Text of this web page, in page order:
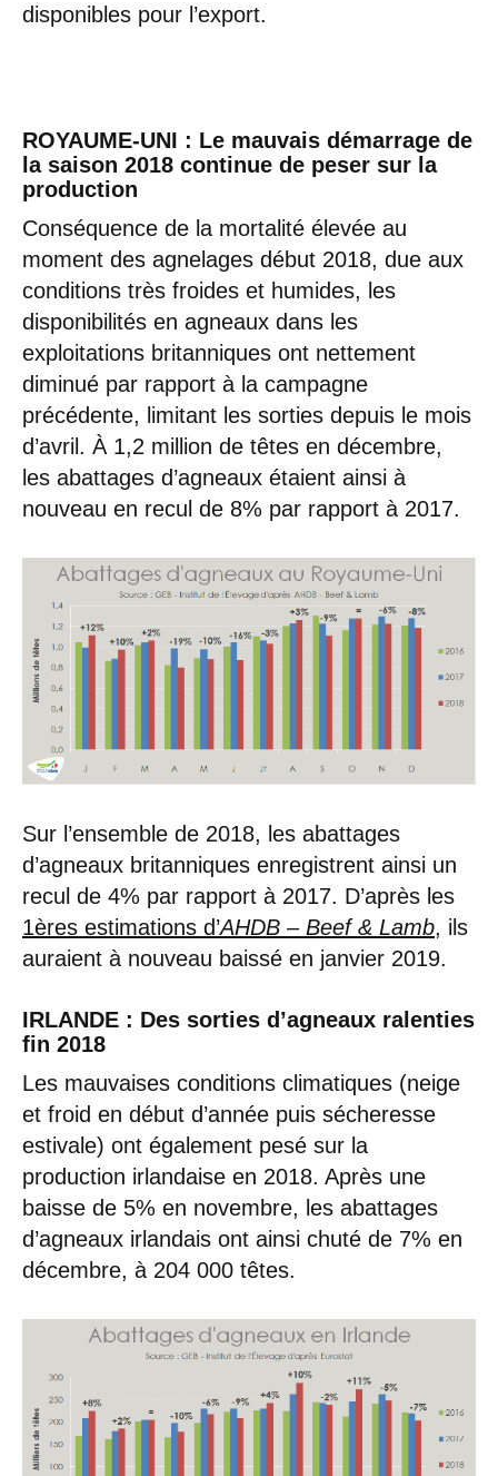
disponibles pour l’export.
ROYAUME-UNI : Le mauvais démarrage de
la saison 2018 continue de peser sur la
production
Conséquence de la mortalité élevée au
moment des agnelages début 2018, due aux
conditions très froides et humides, les
disponibilités en agneaux dans les
exploitations britanniques ont nettement
diminué par rapport à la campagne
précédente, limitant les sorties depuis le mois
d’avril. À 1,2 million de têtes en décembre,
les abattages d’agneaux étaient ainsi à
nouveau en recul de 8% par rapport à 2017.
Sur l’ensemble de 2018, les abattages
d’agneaux britanniques enregistrent ainsi un
recul de 4% par rapport à 2017. D’après les
1ères estimations d’AHDB – Beef & Lamb, ils
auraient à nouveau baissé en janvier 2019.
IRLANDE : Des sorties d’agneaux ralenties
fin 2018
Les mauvaises conditions climatiques (neige
et froid en début d’année puis sécheresse
estivale) ont également pesé sur la
production irlandaise en 2018. Après une
baisse de 5% en novembre, les abattages
d’agneaux irlandais ont ainsi chuté de 7% en
décembre, à 204 000 têtes.